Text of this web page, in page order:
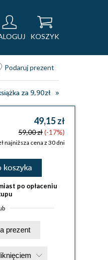
KOSZYK
Podaruj prezent
za 9,90zł
49,15 zł
59,00 zł(-17%)
najniższa cena z 30 dni
koszyka
po opłaceniu
Kup na prezent